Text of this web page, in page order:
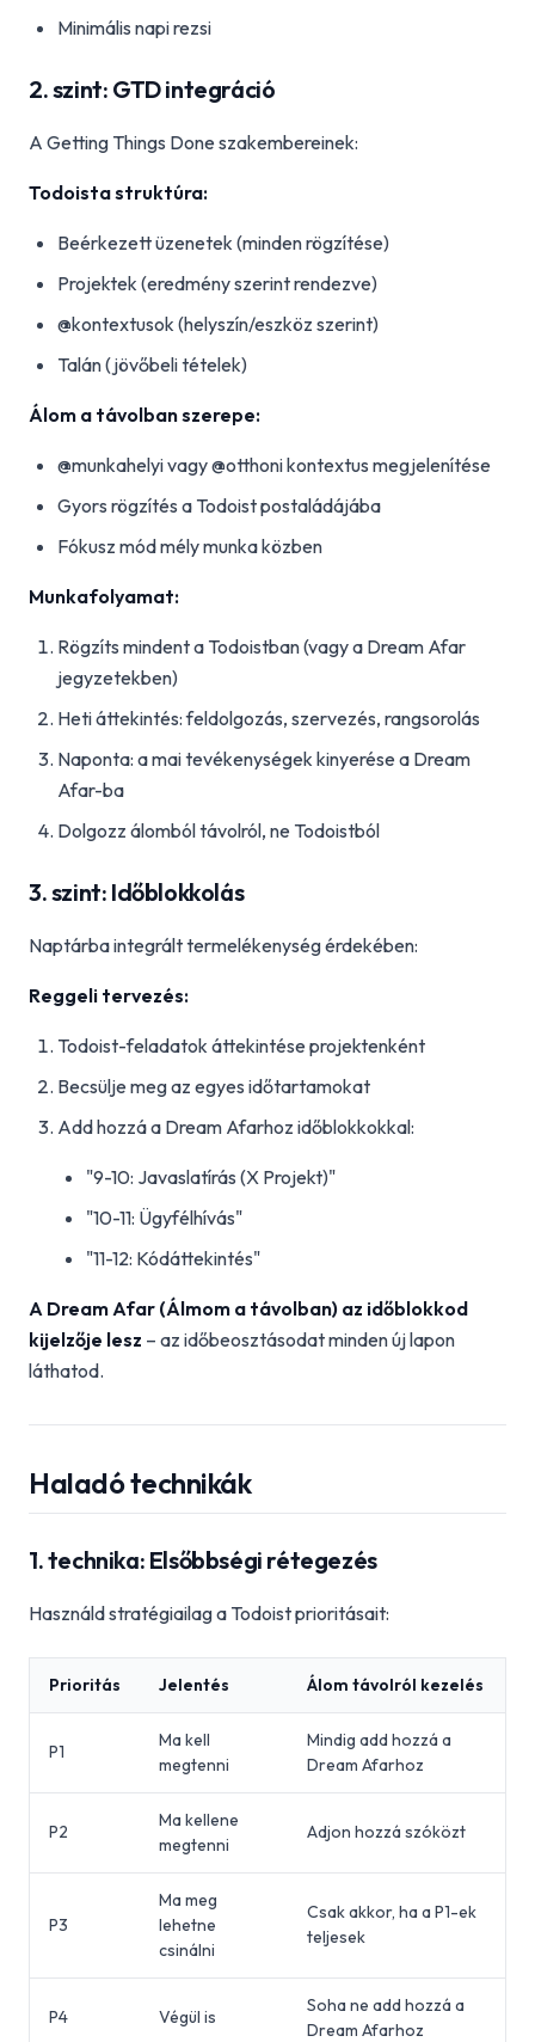
Minimális napi rezsi
2. szint: GTD integráció
A Getting Things Done szakembereinek:
Todoista struktúra:
Beérkezett üzenetek (minden rögzítése)
Projektek (eredmény szerint rendezve)
@kontextusok (helyszín/eszköz szerint)
Talán (jövőbeli tételek)
Álom a távolban szerepe:
@munkahelyi vagy @otthoni kontextus megjelenítése
Gyors rögzítés a Todoist postaládájába
Fókusz mód mély munka közben
Munkafolyamat:
Rögzíts mindent a Todoistban (vagy a Dream Afar
jegyzetekben)
Heti áttekintés: feldolgozás, szervezés, rangsorolás
Naponta: a mai tevékenységek kinyerése a Dream
Afar-ba
Dolgozz álomból távolról, ne Todoistból
3. szint: Időblokkolás
Naptárba integrált termelékenység érdekében:
Reggeli tervezés:
Todoist-feladatok áttekintése projektenként
Becsülje meg az egyes időtartamokat
Add hozzá a Dream Afarhoz időblokkokkal:
"9-10: Javaslatírás (X Projekt)"
"10-11: Ügyfélhívás"
"11-12: Kódáttekintés"
A Dream Afar (Álmom a távolban) az időblokkod
kijelzője lesz – az időbeosztásodat minden új lapon
láthatod.
Haladó technikák
1. technika: Elsőbbségi rétegezés
Használd stratégiailag a Todoist prioritásait:
Prioritás Jelentés Álom távolról kezelés
P1
Ma kell
megtenni
Mindig add hozzá a
Dream Afarhoz
P2
Ma kellene
megtenni
Adjon hozzá szóközt
P3
Ma meg
lehetne
csinálni
Csak akkor, ha a P1-ek
teljesek
P4 Végül is
Soha ne add hozzá a
Dream Afarhoz